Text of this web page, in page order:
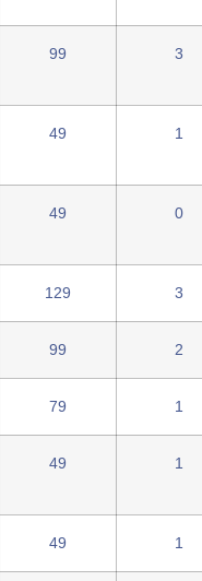
3
99
1
49
0
49
3
129
2
99
1
79
1
49
1
49